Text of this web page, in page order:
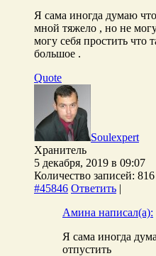
Я сама иногда думаю
мной тяжело , но не
могу себя простить что
большое .
Quote
Soulexpert
Хранитель
5 декабря, 2019 в 09:07
Количество записей: 816
#45846 Ответить |
Амина написал(а):
Я сама иногда
отпустить